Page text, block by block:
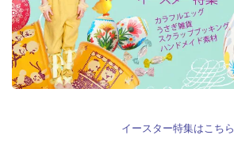
イースター特集はこちら